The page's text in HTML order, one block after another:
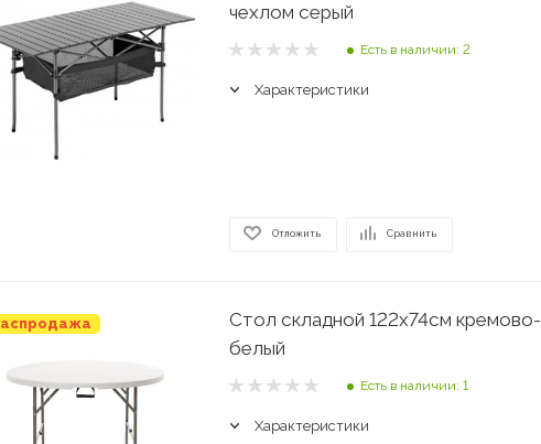
чехлом серый
Есть в наличии: 2
Характеристики
Отложить Сравнить
Стол складной 122х74см кремово-
белый
Есть в наличии: 1
Характеристики